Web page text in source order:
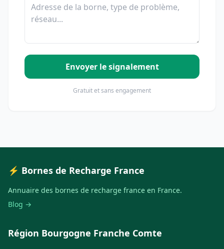
Envoyer le signalement
Gratuit et sans engagement
⚡ Bornes de Recharge France
Annuaire des bornes de recharge france en France.
Blog →
Région Bourgogne Franche Comte